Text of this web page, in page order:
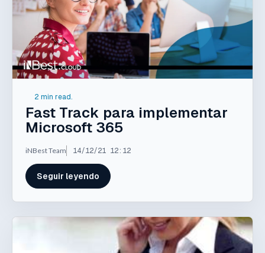
2 min read.
Fast Track para implementar
Microsoft 365
iNBest Team 14/12/21 12:12
Seguir leyendo